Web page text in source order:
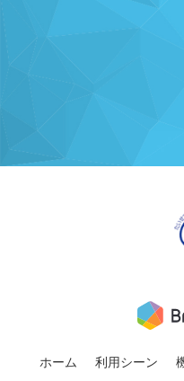
ホーム 利用シーン